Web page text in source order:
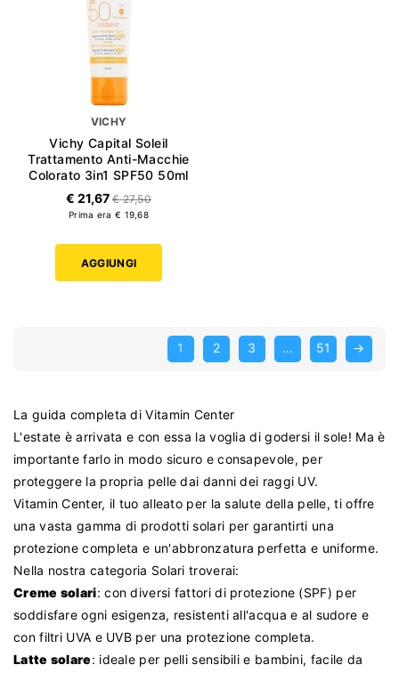
VICHY
Vichy Capital Soleil
Trattamento Anti-Macchie
Colorato 3in1 SPF50 50ml
€ 21,67 € 27,50
Prima era € 19,68
AGGIUNGI
1 2 3 … 51 →
La guida completa di Vitamin Center
L'estate è arrivata e con essa la voglia di godersi il sole! Ma è
importante farlo in modo sicuro e consapevole, per
proteggere la propria pelle dai danni dei raggi UV.
Vitamin Center, il tuo alleato per la salute della pelle, ti offre
una vasta gamma di prodotti solari per garantirti una
protezione completa e un'abbronzatura perfetta e uniforme.
Nella nostra categoria Solari troverai:
Creme solari: con diversi fattori di protezione (SPF) per
soddisfare ogni esigenza, resistenti all'acqua e al sudore e
con filtri UVA e UVB per una protezione completa.
Latte solare: ideale per pelli sensibili e bambini, facile da